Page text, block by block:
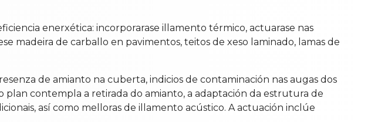
enerxética: incorporarase illamento térmico, actuarase nas
madeira de carballo en pavimentos, teitos de xeso laminado, lamas de
de amianto na cuberta, indicios de contaminación nas augas dos
plan contempla a retirada do amianto, a adaptación da estrutura de
así como melloras de illamento acústico. A actuación inclúe